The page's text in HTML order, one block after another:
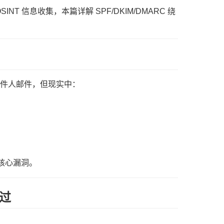
信息收集，本篇详解 SPF/DKIM/DMARC 绕
人邮件，但现实中：
漏洞。